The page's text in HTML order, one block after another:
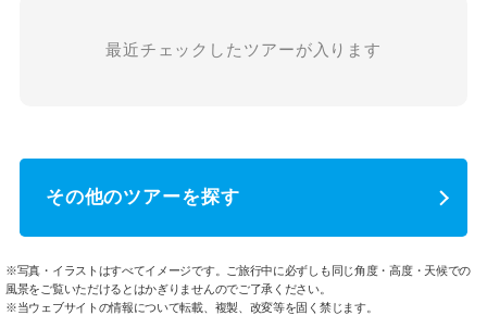
最近チェックしたツアーが入ります
その他のツアーを探す
※写真・イラストはすべてイメージです。ご旅行中に必ずしも同じ角度・高度・天候での
風景をご覧いただけるとはかぎりませんのでご了承ください。
※当ウェブサイトの情報について転載、複製、改変等を固く禁じます。